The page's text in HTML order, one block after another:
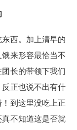
西。加上清早的
来形容最恰当不
长的带领下我们
正也说不出有什
到这里没吃上正
不知道这是否就